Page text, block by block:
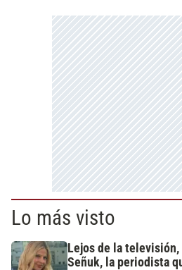
Lo más visto
Lejos de la
Señuk, la periodista